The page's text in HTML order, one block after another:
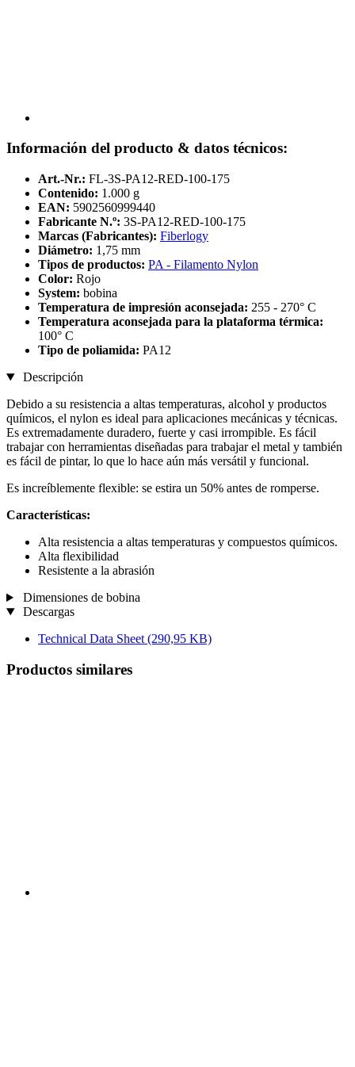
Información del producto & datos técnicos:
Art.-Nr.: FL-3S-PA12-RED-100-175
Contenido: 1.000 g
EAN: 5902560999440
Fabricante N.º: 3S-PA12-RED-100-175
Marcas (Fabricantes): Fiberlogy
Diámetro: 1,75 mm
Tipos de productos: PA - Filamento Nylon
Color: Rojo
System: bobina
Temperatura de impresión aconsejada: 255 - 270° C
Temperatura aconsejada para la plataforma térmica:
100° C
Tipo de poliamida: PA12
Descripción
Debido a su resistencia a altas temperaturas, alcohol y productos
químicos, el nylon es ideal para aplicaciones mecánicas y técnicas.
Es extremadamente duradero, fuerte y casi irrompible. Es fácil
trabajar con herramientas diseñadas para trabajar el metal y también
es fácil de pintar, lo que lo hace aún más versátil y funcional.
Es increíblemente flexible: se estira un 50% antes de romperse.
Características:
Alta resistencia a altas temperaturas y compuestos químicos.
Alta flexibilidad
Resistente a la abrasión
Dimensiones de bobina
Descargas
Technical Data Sheet (290,95 KB)
Productos similares